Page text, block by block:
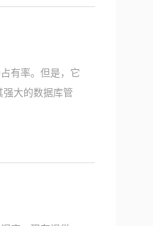
有率。但是，它
大的数据库管